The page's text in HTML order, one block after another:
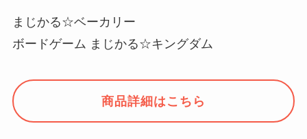
まじかる☆ベーカリー
ボードゲーム まじかる☆キングダム
商品詳細はこちら